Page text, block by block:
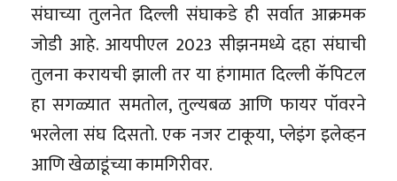
संघाच्या तुलनेत दिल्ली संघाकडे ही सर्वात आक्रमक
जोडी आहे. आयपीएल 2023 सीझनमध्ये दहा संघाची
तुलना करायची झाली तर या हंगामात दिल्ली कॅपिटल
हा सगळ्यात समतोल, तुल्यबळ आणि फायर पॉवरने
भरलेला संघ दिसतो. एक नजर टाकूया, प्लेइंग इलेव्हन
आणि खेळाडूंच्या कामगिरीवर.